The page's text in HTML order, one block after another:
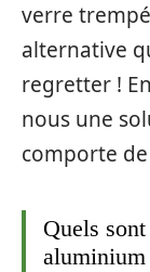
verre
alternative
regretter !
nous une
comporte
Quels
aluminium